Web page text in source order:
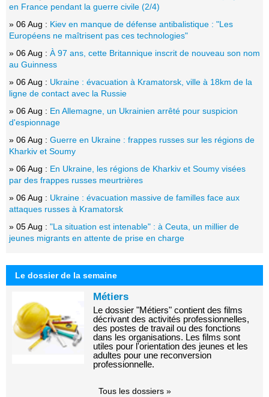
en France pendant la guerre civile (2/4)
» 06 Aug : Kiev en manque de défense antibalistique : "Les
Européens ne maîtrisent pas ces technologies"
» 06 Aug : À 97 ans, cette Britannique inscrit de nouveau son nom
au Guinness
» 06 Aug : Ukraine : évacuation à Kramatorsk, ville à 18km de la
ligne de contact avec la Russie
» 06 Aug : En Allemagne, un Ukrainien arrêté pour suspicion
d'espionnage
» 06 Aug : Guerre en Ukraine : frappes russes sur les régions de
Kharkiv et Soumy
» 06 Aug : En Ukraine, les régions de Kharkiv et Soumy visées
par des frappes russes meurtrières
» 06 Aug : Ukraine : évacuation massive de familles face aux
attaques russes à Kramatorsk
» 05 Aug : "La situation est intenable" : à Ceuta, un millier de
jeunes migrants en attente de prise en charge
Le dossier de la semaine
Métiers
Le dossier "Métiers" contient des films
décrivant des activités professionnelles,
des postes de travail ou des fonctions
dans les organisations. Les films sont
utiles pour l'orientation des jeunes et les
adultes pour une reconversion
professionnelle.
Tous les dossiers »